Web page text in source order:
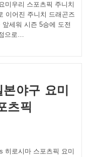
미우리 스포츠픽 주니치
이어진 주니치 드래곤즈
세워 시즌 5승에 도전
으로…
야구 요미
츠픽
히로시마 스포츠픽 요미